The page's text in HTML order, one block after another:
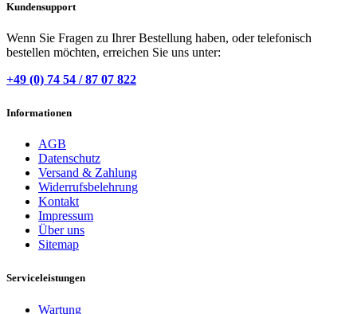
Kundensupport
Wenn Sie Fragen zu Ihrer Bestellung haben, oder telefonisch
bestellen möchten, erreichen Sie uns unter:
+49 (0) 74 54 / 87 07 822
Informationen
AGB
Datenschutz
Versand & Zahlung
Widerrufsbelehrung
Kontakt
Impressum
Über uns
Sitemap
Serviceleistungen
Wartung